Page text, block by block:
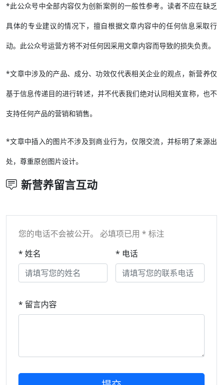
*此公众号中全部内容仅为创新案例的一般性参考。读者不应在缺乏
具体的专业建议的情况下，擅自根据文章内容中的任何信息采取行
动。此公众号运营方将不对任何因采用文章内容而导致的损失负责。
*文章中涉及的产品、成分、功效仅代表相关企业的观点，新营养仅
基于信息传递目的进行转述，并不代表我们绝对认同相关宣称，也不
支持任何产品的营销和销售。
*文章中插入的图片不涉及到商业行为，仅限交流，并标明了来源出
处，尊重原创图片设计。
新营养留言互动
您的电话不会被公开。 必填项已用 * 标注
* 姓名
* 电话
* 留言内容